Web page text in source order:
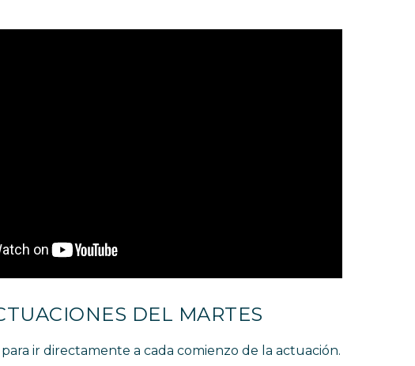
DEL MARTES
ir directamente a cada comienzo de la actuación.